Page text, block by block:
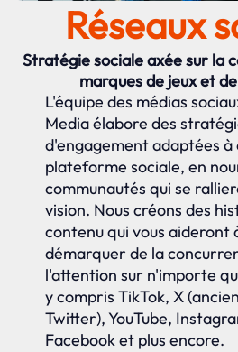
Réseaux
Stratégie sociale axée sur la
marques de jeux et
L'équipe des médias
Media élabore des
d'engagement adaptées à
plateforme sociale, en
communautés qui se
vision. Nous créons des
contenu qui vous aideront
démarquer de la
l'attention sur n'importe
y compris TikTok, X
Twitter), YouTube,
Facebook et plus encore.